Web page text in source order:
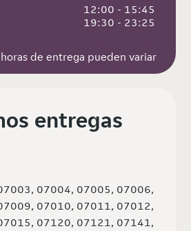
12:00 - 15:45
19:30 - 23:25
horas de entrega pueden variar
entregas
07004, 07005, 07006,
07010, 07011, 07012,
07120, 07121, 07141,